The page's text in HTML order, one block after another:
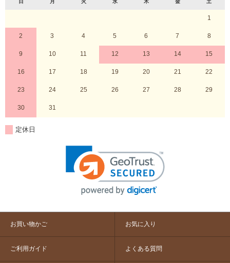
日 月 火 水 木 金 土
1
2 3 4 5 6 7 8
9 10 11 12 13 14 15
16 17 18 19 20 21 22
23 24 25 26 27 28 29
30 31
定休日
お買い物かご お気に入り
ご利用ガイド よくある質問